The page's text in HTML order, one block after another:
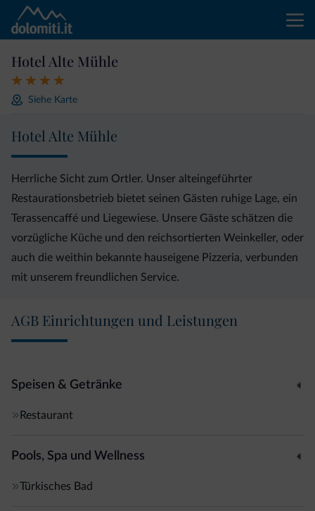
Hotel Alte Mühle
Siehe Karte
Hotel Alte Mühle
Herrliche Sicht zum Ortler. Unser alteingeführter
Restaurationsbetrieb bietet seinen Gästen ruhige Lage, ein
Terassencaffé und Liegewiese. Unsere Gäste schätzen die
vorzügliche Küche und den reichsortierten Weinkeller, oder
auch die weithin bekannte hauseigene Pizzeria, verbunden
mit unserem freundlichen Service.
AGB Einrichtungen und Leistungen
Speisen & Getränke
Restaurant
Pools, Spa und Wellness
Türkisches Bad